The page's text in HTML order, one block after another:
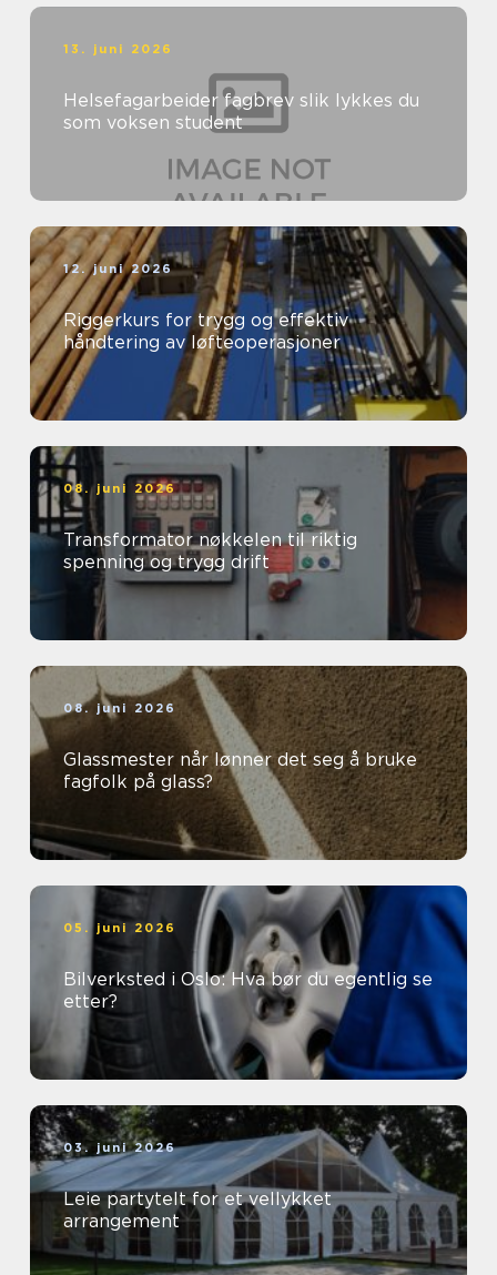
13. juni 2026
Helsefagarbeider fagbrev slik lykkes du
som voksen student
12. juni 2026
Riggerkurs for trygg og effektiv
håndtering av løfteoperasjoner
08. juni 2026
Transformator nøkkelen til riktig
spenning og trygg drift
08. juni 2026
Glassmester når lønner det seg å bruke
fagfolk på glass?
05. juni 2026
Bilverksted i Oslo: Hva bør du egentlig se
etter?
03. juni 2026
Leie partytelt for et vellykket
arrangement